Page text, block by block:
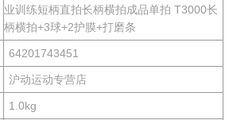
业训练短柄直拍长柄横拍成品单拍 T3000长
柄横拍+3球+2护膜+打磨条
64201743451
沪动运动专营店
1.0kg